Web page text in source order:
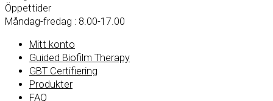
Öppettider
Måndag-fredag : 8.00-17.00
Mitt konto
Guided Biofilm Therapy
GBT Certifiering
Produkter
FAQ